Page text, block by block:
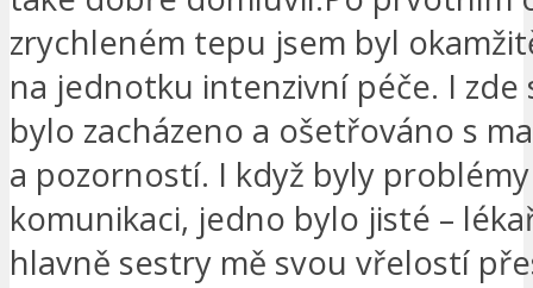
zrychleném tepu jsem byl
na jednotku intenzivní péče. I zde
bylo zacházeno a ošetřováno s
a pozorností. I když byly
komunikaci, jedno bylo jisté –
hlavně sestry mě svou vřelostí